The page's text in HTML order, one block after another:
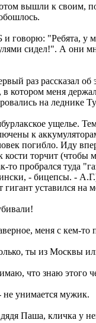
вышли к своим,
говорю: "Ребята, у
сидел!". А они
раз рассказал
в котором меня
на леднике
ущелье.
к
погибло. Иду
кости торчит (чтобы
то пробрался туда
- бицепсы. -
уставился на
меня с кем-то
ты из Москвы
что знаю этого
унимается мужик.
Паша, кличка у